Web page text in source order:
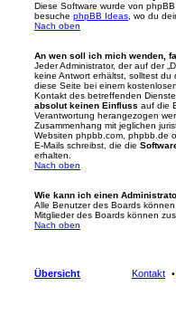
Diese Software wurde von
besuche phpBB Ideas , wo du
Nach oben
An wen soll ich mich wenden,
Jeder Administrator, der auf der
keine Antwort erhältst, solltest
diese Seite bei einem
Kontakt des betreffenden
absolut keinen Einfluss auf die
Verantwortung herangezogen
Zusammenhang mit jeglichen
Websiten phpbb.com, phpbb.de
E-Mails schreibst, die die
erhalten.
Nach oben
Wie kann ich einen
Alle Benutzer des Boards
Mitglieder des Boards können
Nach oben
Übersicht Kontakt